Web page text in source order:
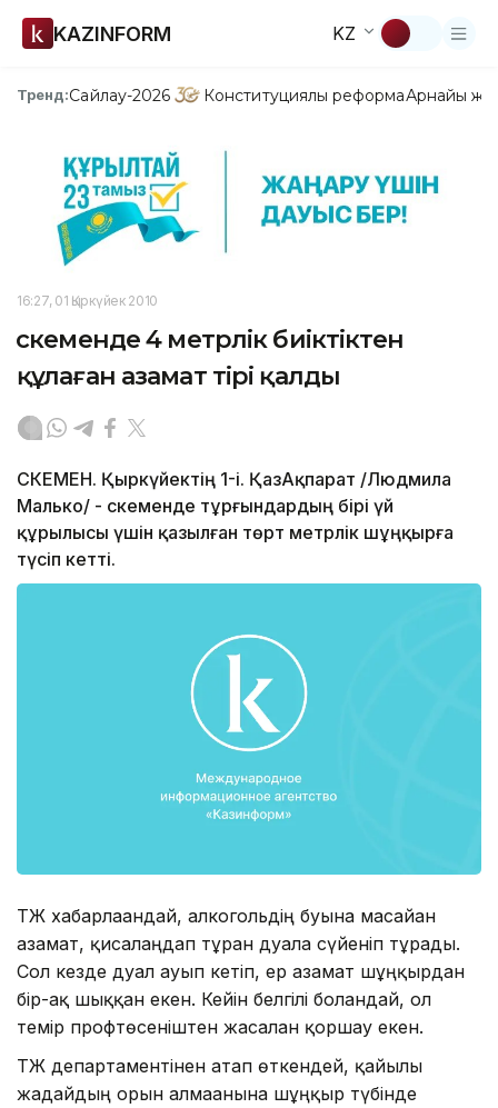
KAZINFORM KZ
Тренд:Сайлау-2026 Конституциялық реформаАрнайы
16:27, 01 Қыркүйек 2010
Өскеменде 4 метрлік биіктіктен
құлаған азамат тірі қалды
ӨСКЕМЕН. Қыркүйектің 1-і. ҚазАқпарат /Людмила
Малько/ - Өскеменде тұрғындардың бірі үй
құрылысы үшін қазылған төрт метрлік шұңқырға
түсіп кетті.
ТЖ хабарлағандай, алкогольдің буына масайған
азамат, қисалаңдап тұрған дуалға сүйеніп тұрады.
Сол кезде дуал ауып кетіп, ер азамат шұңқырдан
бір-ақ шыққан екен. Кейін белгілі болғандай, ол
темір профтөсеніштен жасалған қоршау екен.
ТЖ департаментінен атап өткендей, қайғылы
жағдайдың орын алмағанына шұңқыр түбінде